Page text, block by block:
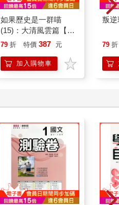
如果歷史是一群喵
(15)：大清風雲篇【萌
貓漫畫學歷史】
79 折 特價 387 元
加入購物車
叛逆
79 折